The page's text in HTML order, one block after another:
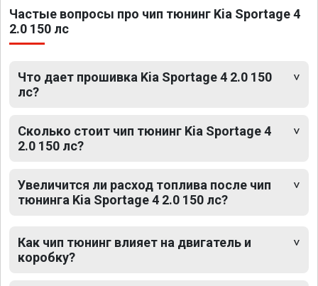
Частые вопросы про чип тюнинг Kia Sportage 4
2.0 150 лс
Что дает прошивка Kia Sportage 4 2.0 150
лс?
Сколько стоит чип тюнинг Kia Sportage 4
2.0 150 лс?
Увеличится ли расход топлива после чип
тюнинга Kia Sportage 4 2.0 150 лс?
Как чип тюнинг влияет на двигатель и
коробку?